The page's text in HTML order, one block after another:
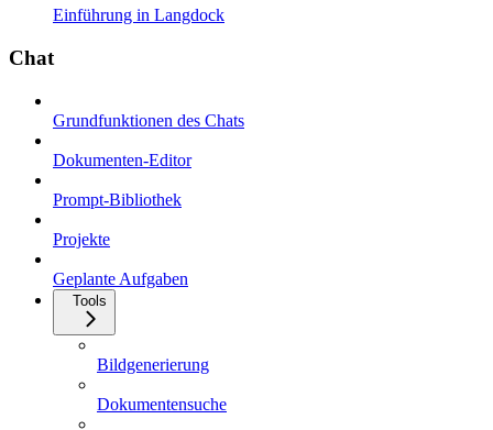
Einführung in Langdock
Chat
Grundfunktionen des Chats
Dokumenten-Editor
Prompt-Bibliothek
Projekte
Geplante Aufgaben
Tools
Bildgenerierung
Dokumentensuche